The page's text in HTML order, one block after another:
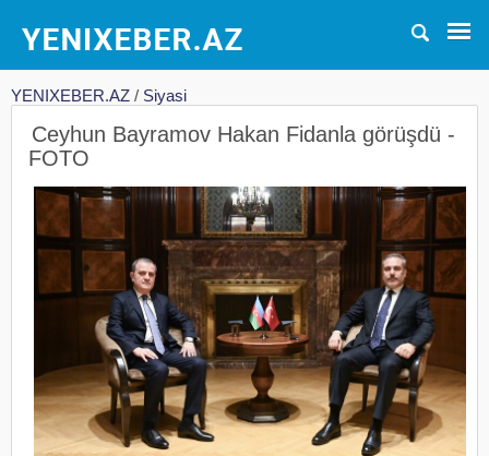
YENIXEBER.AZ / Siyasi
Ceyhun Bayramov Hakan Fidanla görüşdü -
FOTO